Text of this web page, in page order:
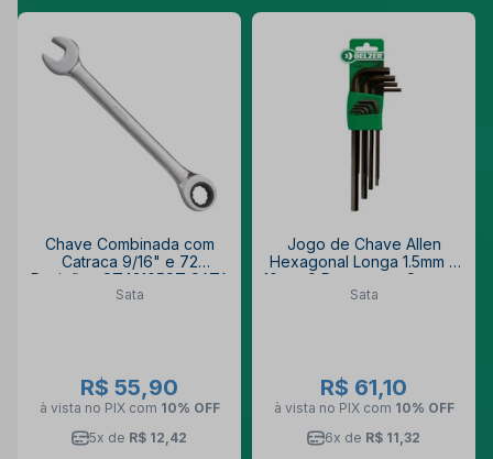
Chave Combinada com
Catraca 9/16" e 72
Posições ST43105ST SATA
Sata
R$ 55,90
à vista no PIX com 10% OFF
5x de R$ 12,42
Jogo de Chave Allen
Hexagonal Longa 1.5mm a
10mm 9 Peças com Suporte
220425SBR SATA
Sata
R$ 61,10
à vista no PIX com 10% OFF
6x de R$ 11,32